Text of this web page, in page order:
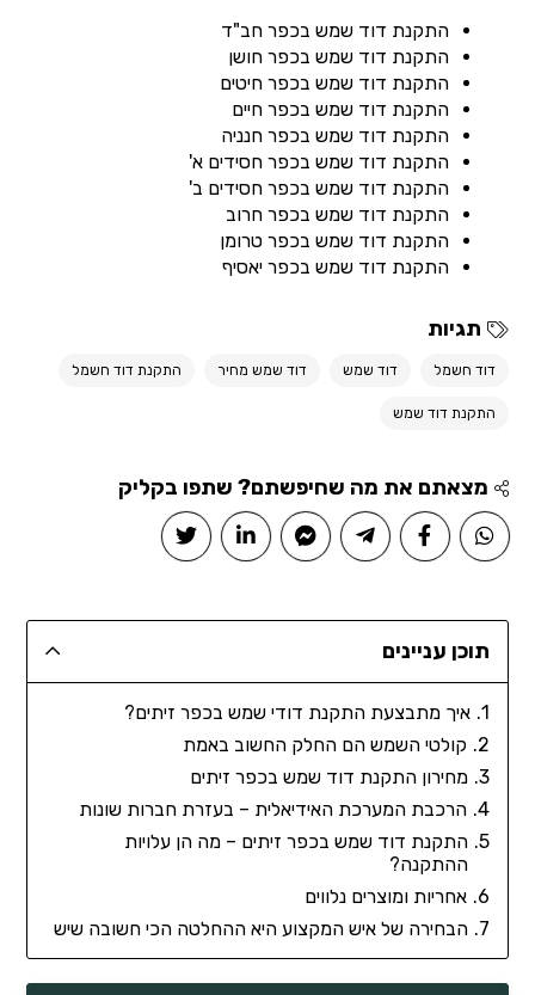
התקנת דוד שמש בכפר חב"ד
התקנת דוד שמש בכפר חושן
התקנת דוד שמש בכפר חיטים
התקנת דוד שמש בכפר חיים
התקנת דוד שמש בכפר חנניה
התקנת דוד שמש בכפר חסידים א'
התקנת דוד שמש בכפר חסידים ב'
התקנת דוד שמש בכפר חרוב
התקנת דוד שמש בכפר טרומן
התקנת דוד שמש בכפר יאסיף
תגיות
דוד חשמל דוד שמש דוד שמש מחיר התקנת דוד חשמל
התקנת דוד שמש
מצאתם את מה שחיפשתם? שתפו בקליק
תוכן עניינים
איך מתבצעת התקנת דודי שמש בכפר זיתים?
קולטי השמש הם החלק החשוב באמת
מחירון התקנת דוד שמש בכפר זיתים
הרכבת המערכת האידיאלית – בעזרת חברות שונות
התקנת דוד שמש בכפר זיתים – מה הן עלויות
ההתקנה?
אחריות ומוצרים נלווים
הבחירה של איש המקצוע היא ההחלטה הכי חשובה שיש